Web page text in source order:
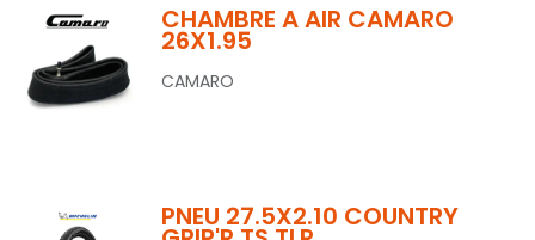
CHAMBRE A AIR CAMARO
26X1.95
CAMARO
PNEU 27.5X2.10 COUNTRY